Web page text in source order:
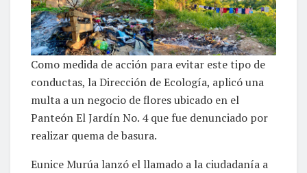
Como medida de acción para evitar este tipo de
conductas, la Dirección de Ecología, aplicó una
multa a un negocio de flores ubicado en el
Panteón El Jardín No. 4 que fue denunciado por
realizar quema de basura.
Eunice Murúa lanzó el llamado a la ciudadanía a